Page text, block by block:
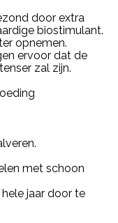
door extra
biostimulant.
opnemen.
ervoor dat de
zal zijn.
met schoon
jaar door te